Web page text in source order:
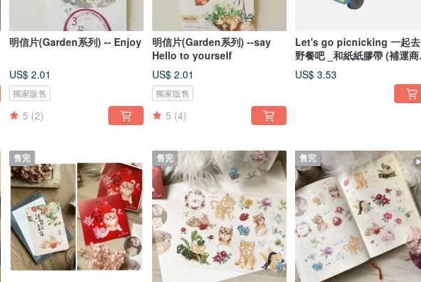
明信片(Garden系列) -- Enjoy
US$ 2.01
獨家販售
5 (2)
明信片(Garden系列) --say
Hello to yourself
US$ 2.01
獨家販售
5 (4)
Let's go picnicking 一起去
野餐吧 _和紙紙膠帶 (補運商
品)
US$ 3.53
售完 售完 售完